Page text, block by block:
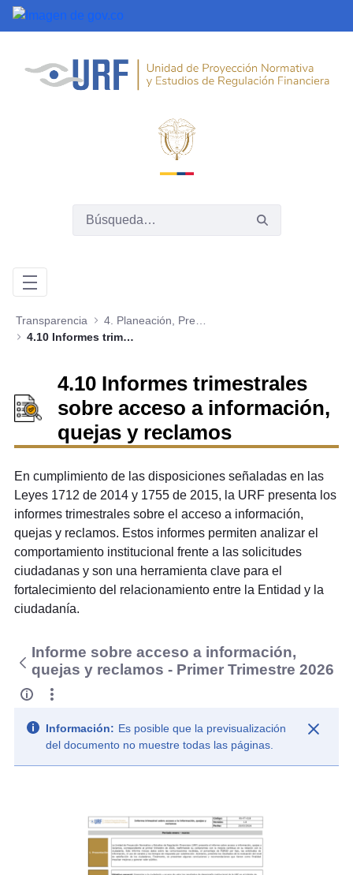
Saltar al contenido principal
Transparencia
4.10 Informes trimestrales sobre acceso a información, quejas y reclamos
4.10 Informes trimestrales
sobre acceso a información,
quejas y reclamos
En cumplimiento de las disposiciones señaladas en las
Leyes 1712 de 2014 y 1755 de 2015, la URF presenta los
informes trimestrales sobre el acceso a información,
quejas y reclamos. Estos informes permiten analizar el
comportamiento institucional frente a las solicitudes
ciudadanas y son una herramienta clave para el
fortalecimiento del relacionamiento entre la Entidad y la
ciudadanía.
Informe sobre acceso a información,
quejas y reclamos - Primer Trimestre 2026
Información: Es posible que la previsualización
del documento no muestre todas las páginas.